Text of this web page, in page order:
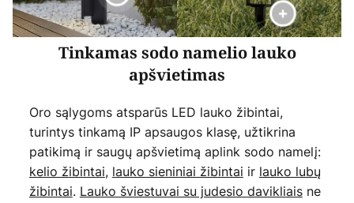
Tinkamas sodo namelio lauko
apšvietimas
Oro sąlygoms atsparūs LED lauko žibintai,
turintys tinkamą IP apsaugos klasę, užtikrina
patikimą ir saugų apšvietimą aplink sodo namelį:
kelio žibintai, lauko sieniniai žibintai ir lauko lubų
žibintai. Lauko šviestuvai su judesio davikliaisne